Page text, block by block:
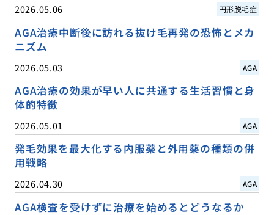
2026.05.06 円形脱毛症
AGA治療中断後に訪れる抜け毛再発の恐怖とメカ
ニズム
2026.05.03 AGA
AGA治療の効果が早い人に共通する生活習慣と身
体的特徴
2026.05.01 AGA
発毛効果を最大化する内服薬と外用薬の種類の併
用戦略
2026.04.30 AGA
AGA検査を受けずに治療を始めるとどうなるか